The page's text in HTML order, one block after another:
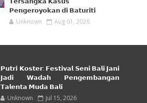
𝗣𝗲𝗻𝗴𝗲𝗿𝗼𝘆𝗼𝗸𝗮𝗻 𝗱𝗶 𝗕𝗮𝘁𝘂𝗿𝗶𝘁𝗶
Unknown Aug 01, 2026
𝗣𝘂𝘁𝗿𝗶 𝗞𝗼𝘀𝘁𝗲𝗿: 𝗙𝗲𝘀𝘁𝗶𝘃𝗮𝗹 𝗦𝗲𝗻𝗶 𝗕𝗮𝗹𝗶 𝗝𝗮𝗻𝗶
𝗝𝗮𝗱𝗶 𝗪𝗮𝗱𝗮𝗵 𝗣𝗲𝗻𝗴𝗲𝗺𝗯𝗮𝗻𝗴𝗮𝗻
𝗧𝗮𝗹𝗲𝗻𝘁𝗮 𝗠𝘂𝗱𝗮 𝗕𝗮𝗹𝗶
Unknown Jul 15, 2026